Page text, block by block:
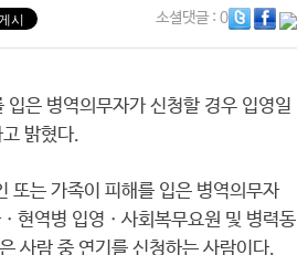
소셜댓글: 0
입은 병역의무자가 신청할 경우 입영일
밝혔다.
또는 가족이 피해를 입은 병역의무자
현역병 입영ㆍ사회복무요원 및 병력동
사람 중 연기를 신청하는 사람이다.